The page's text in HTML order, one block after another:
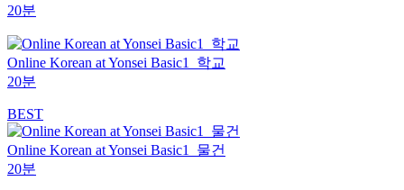
20분
Online Korean at Yonsei Basic1_학교
20분
BEST
Online Korean at Yonsei Basic1_물건
20분